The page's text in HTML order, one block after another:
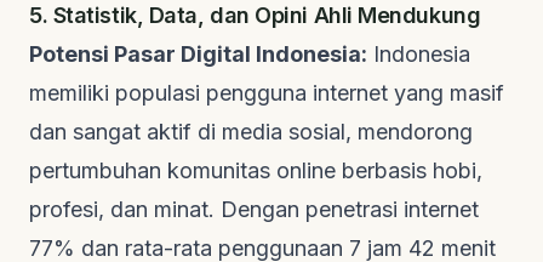
5. Statistik, Data, dan Opini Ahli Mendukung
Potensi Pasar Digital Indonesia: Indonesia
memiliki populasi pengguna internet yang masif
dan sangat aktif di media sosial, mendorong
pertumbuhan komunitas online berbasis hobi,
profesi, dan minat. Dengan penetrasi internet
77% dan rata-rata penggunaan 7 jam 42 menit